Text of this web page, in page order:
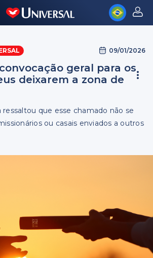
09/01/2026
geral para os
deixarem a zona de
ressaltou que esse chamado não se
ou casais enviados a outros